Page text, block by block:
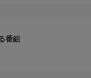
分。2010年。（監督）
番組